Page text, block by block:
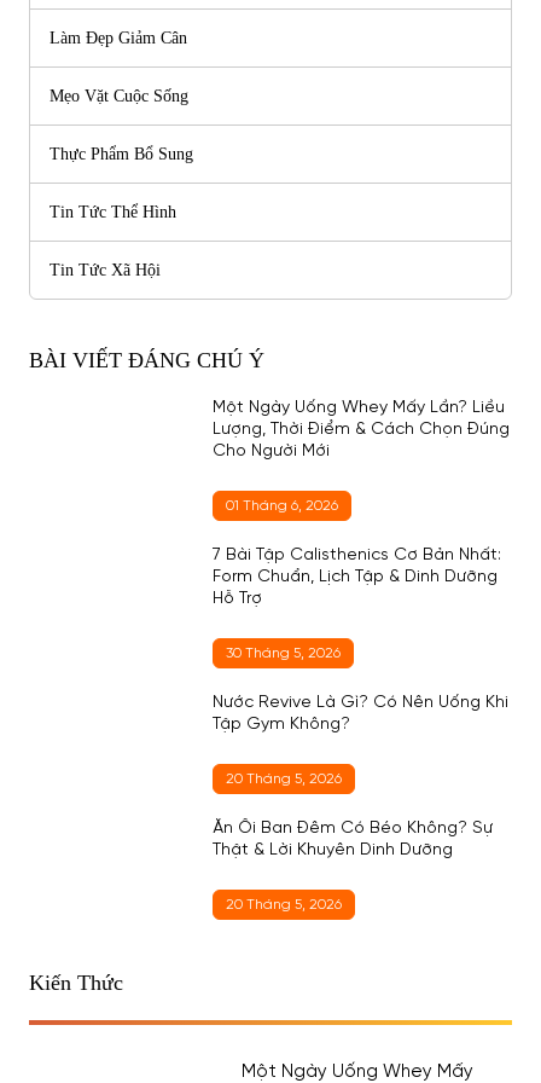
Làm Đẹp Giảm Cân
Mẹo Vặt Cuộc Sống
Thực Phẩm Bổ Sung
Tin Tức Thể Hình
Tin Tức Xã Hội
BÀI VIẾT ĐÁNG CHÚ Ý
Một Ngày Uống Whey Mấy Lần? Liều
Lượng, Thời Điểm & Cách Chọn Đúng
Cho Người Mới
01 Tháng 6, 2026
7 Bài Tập Calisthenics Cơ Bản Nhất:
Form Chuẩn, Lịch Tập & Dinh Dưỡng
Hỗ Trợ
30 Tháng 5, 2026
Nước Revive Là Gì? Có Nên Uống Khi
Tập Gym Không?
20 Tháng 5, 2026
Ăn Ổi Ban Đêm Có Béo Không? Sự
Thật & Lời Khuyên Dinh Dưỡng
20 Tháng 5, 2026
Kiến Thức
Một Ngày Uống Whey Mấy